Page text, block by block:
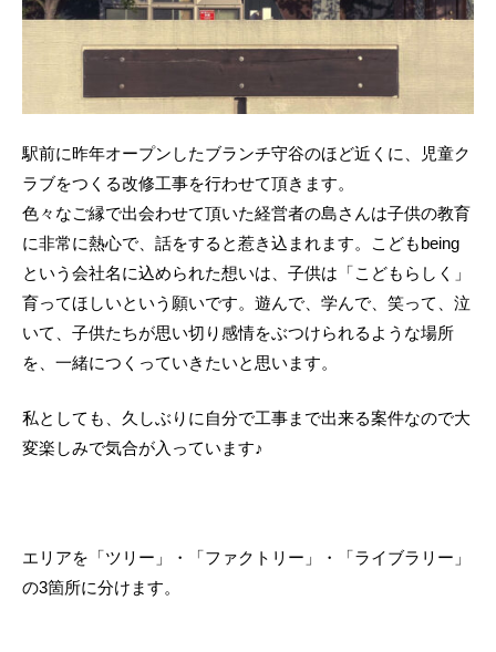
駅前に昨年オープンしたブランチ守谷のほど近くに、児童ク
ラブをつくる改修工事を行わせて頂きます。
色々なご縁で出会わせて頂いた経営者の島さんは子供の教育
に非常に熱心で、話をすると惹き込まれます。こどもbeing
という会社名に込められた想いは、子供は「こどもらしく」
育ってほしいという願いです。遊んで、学んで、笑って、泣
いて、子供たちが思い切り感情をぶつけられるような場所
を、一緒につくっていきたいと思います。
私としても、久しぶりに自分で工事まで出来る案件なので大
変楽しみで気合が入っています♪
エリアを「ツリー」・「ファクトリー」・「ライブラリー」
の3箇所に分けます。